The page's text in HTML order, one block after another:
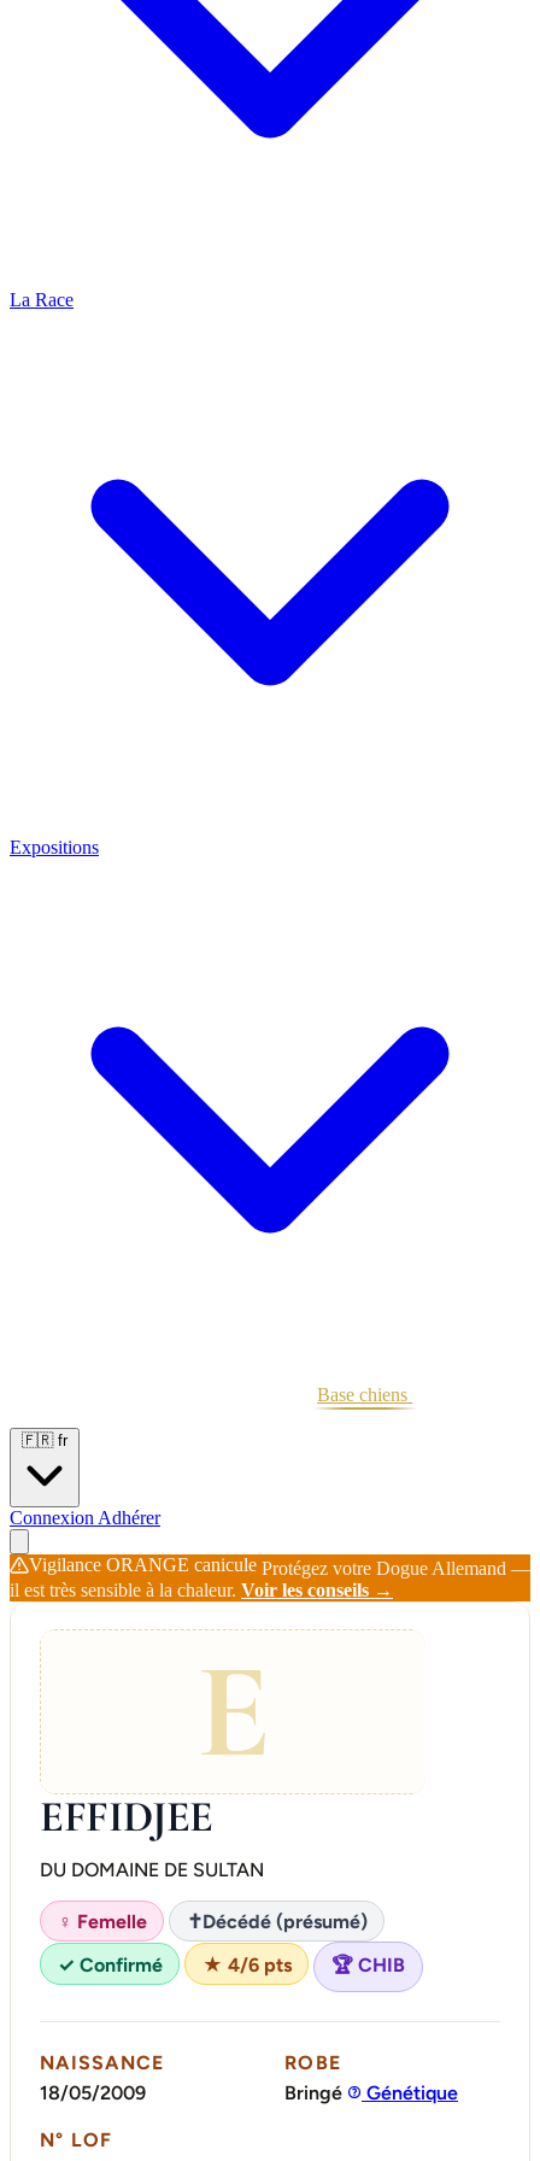
La Race
Expositions
Base chiens
🇫🇷 fr
Connexion Adhérer
Vigilance ORANGE canicule Protégez votre Dogue Allemand —
il est très sensible à la chaleur. Voir les conseils →
E
EFFIDJEE
DU DOMAINE DE SULTAN
♀ Femelle ✝Décédé (présumé)
✓ Confirmé
★ 4/6 pts 🏆 CHIB
NAISSANCE
18/05/2009
ROBE
Bringé
Génétique
N° LOF